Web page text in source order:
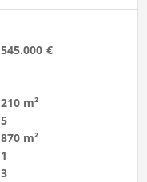
545.000 €
210 m²
5
870 m²
1
3